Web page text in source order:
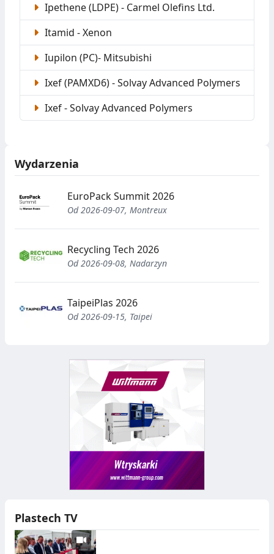
Ipethene (LDPE) - Carmel Olefins Ltd.
Itamid - Xenon
Iupilon (PC)- Mitsubishi
Ixef (PAMXD6) - Solvay Advanced Polymers
Ixef - Solvay Advanced Polymers
Wydarzenia
EuroPack Summit 2026
Od 2026-09-07, Montreux
Recycling Tech 2026
Od 2026-09-08, Nadarzyn
TaipeiPlas 2026
Od 2026-09-15, Taipei
Plastech TV